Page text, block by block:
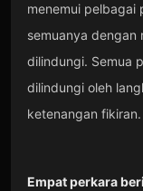
menemui pelbagai
semuanya dengan
dilindungi. Semua
dilindungi oleh
ketenangan fikiran.
Empat perkara